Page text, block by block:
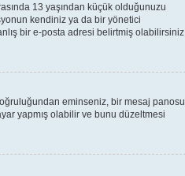
13 yaşından küçük olduğunuzu
kendiniz ya da bir yönetici
bir e-posta adresi belirtmiş olabilirsiniz
eminseniz, bir mesaj panosu
yapmış olabilir ve bunu düzeltmesi